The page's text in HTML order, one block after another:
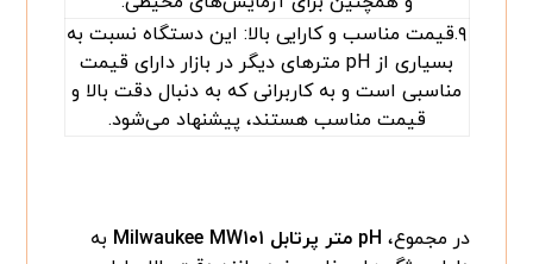
۹.قیمت مناسب و کارایی بالا: این دستگاه نسبت به
بسیاری از pH مترهای دیگر در بازار دارای قیمت
مناسبی است و به کاربرانی که به دنبال دقت بالا و
قیمت مناسب هستند، پیشنهاد می‌شود.
در مجموع، pH متر پرتابل
به